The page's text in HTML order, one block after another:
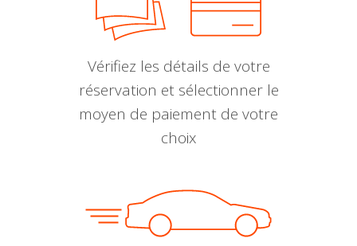
Vérifiez les détails de votre
réservation et sélectionner le
moyen de paiement de votre
choix